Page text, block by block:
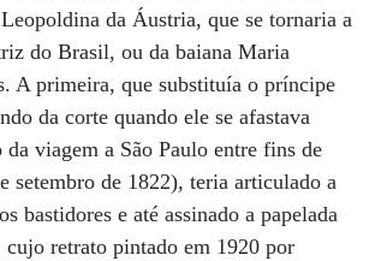
da Áustria, que se tornaria a
do Brasil, ou da baiana Maria
A primeira, que substituía o príncipe
da corte quando ele se afastava
viagem a São Paulo entre fins de
setembro de 1822), teria articulado a
bastidores e até assinado a papelada
cujo retrato pintado em 1920 por